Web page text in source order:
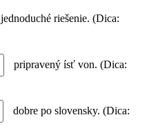
jednoduché riešenie. (Dica:
pripravený ísť von. (Dica:
dobre po slovensky. (Dica: